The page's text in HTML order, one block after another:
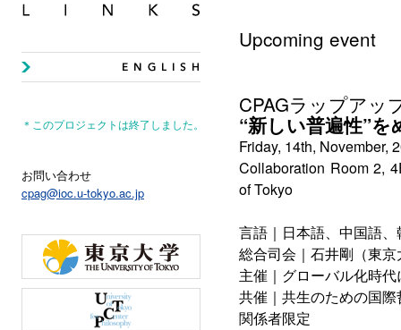
＊このプロジェクトは終了しました。
お問い合わせ
cpag@ioc.u-tokyo.ac.jp
Upcoming event
CPAGラップアッ
“新しい普遍性”
Friday, 14th, November,
Collaboration Room 2,
of Tokyo
言語｜日本語、中国語
総合司会｜石井剛（東
主催｜グローバル化時
共催｜共生のための国
関係者限定